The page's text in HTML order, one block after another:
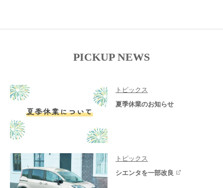
PICKUP NEWS
トピックス
夏季休業のお知らせ
トピックス
シエンタを一部改良